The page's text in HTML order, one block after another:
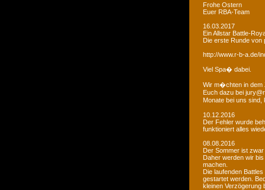
Frohe Ostern
Euer RBA-Team
16.03.2017
Ein Allstar Battle-
Die erste Runde von
http://www.r-b-a.de/
Viel Spa� dabei.
Wir m�chten in dem
Euch dazu bei
Monate bei uns
10.12.2016
Der Fehler wurde
funktioniert alles
08.08.2016
Der Sommer ist
Daher werden wir
machen.
Die laufenden
gestartet werden.
kleinen Verzögerung